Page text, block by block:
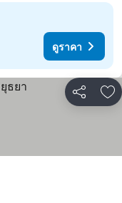
ดูราคา
แชร์ เ